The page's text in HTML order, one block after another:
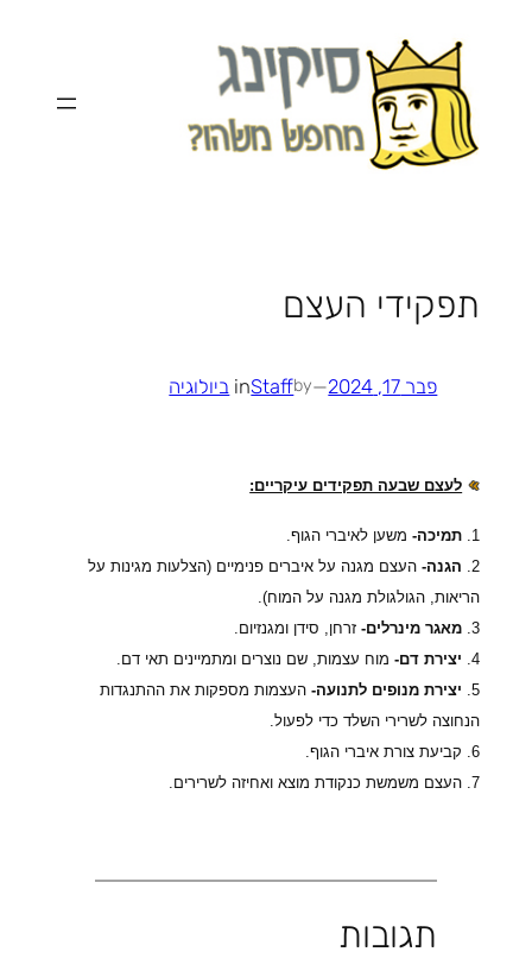
תפקידי העצם
פבר 17, 2024 —
by
Staff
in ביולוגיה
לעצם שבעה תפקידים עיקריים:
1. תמיכה-משען לאיברי הגוף.
2.
הגנה-העצם מגנה על איברים פנימיים (הצלעות מגינות על
הריאות, הגולגולת מגנה על המוח).
3. מאגר מינרלים-זרחן, סידן ומגנזיום.
4.
יצירת דם-מוח עצמות, שם נוצרים ומתמיינים תאי דם.
5.
יצירת מנופים לתנועה-העצמות מספקות את ההתנגדות
הנחוצה לשרירי השלד כדי לפעול.
6. קביעת צורת איברי הגוף.
7. העצם משמשת כנקודת מוצא ואחיזה לשרירים.
תגובות